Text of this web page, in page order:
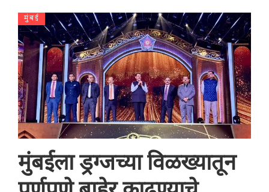
मुंबई
मुंबईला ड्रग्जच्या विळख्यातून